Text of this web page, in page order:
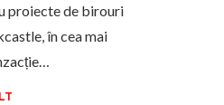
proiecte de birouri
în cea mai